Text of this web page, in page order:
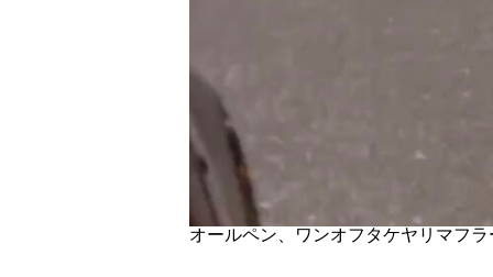
オールペン、ワンオフタケヤリマフラ